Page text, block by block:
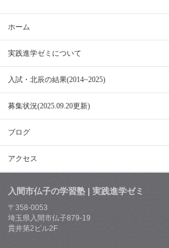
ホーム
実践進学ゼミについて
入試・北辰の結果(2014~2025)
募集状況(2025.09.20更新)
ブログ
アクセス
入間市仏子の学習塾 | 実践進学ゼミ
〒358-0053
埼玉県入間市仏子879-19
貫井第2ビル2F